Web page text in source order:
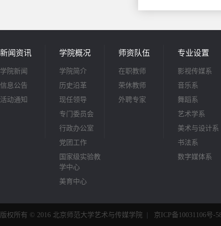
新闻资讯
学院新闻
信息公告
活动通知
学院概况
学院简介
历史沿革
现任领导
专门委员会
行政办公室
党团工作
国家级实验教
学中心
美育中心
师资队伍
在职教师
荣休教师
外聘专家
专业设置
影视传媒系
音乐系
舞蹈系
艺术学系
美术与设计系
书法系
数字媒体系
版权所有 © 2016 北京师范大学艺术与传媒学院 京ICP备10031106号-